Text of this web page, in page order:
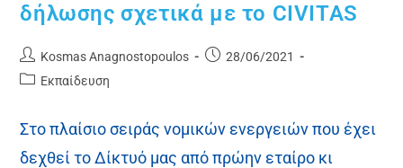
δήλωσης σχετικά με το CIVITAS
Kosmas Anagnostopoulos
28/06/2021
Εκπαίδευση
Στο πλαίσιο σειράς νομικών ενεργειών που έχει
δεχθεί το Δίκτυό μας από πρώην εταίρο κι